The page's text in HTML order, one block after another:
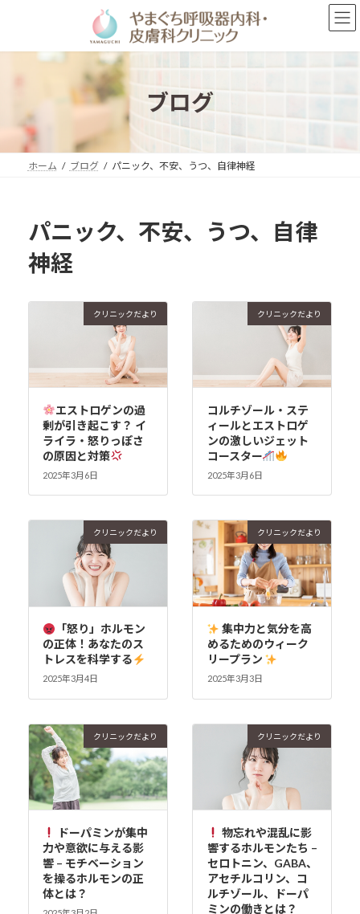
ン
プ
ー
動
ブログ
ホーム ブログ パニック、不安、うつ、自律神経
パニック、不安、うつ、自律
神経
クリニックだより
エストロゲンの過
剰が引き起こす？ イ
ライラ・怒りっぽさ
の原因と対策
2025年3月6日
クリニックだより
コルチゾール・ステ
ィールとエストロゲ
ンの激しいジェット
コースター
2025年3月6日
クリニックだより
「怒り」ホルモン
の正体！あなたのス
トレスを科学する
2025年3月4日
クリニックだより
集中力と気分を高
めるためのウィーク
リープラン
2025年3月3日
クリニックだより
ドーパミンが集中
力や意欲に与える影
響 – モチベーション
を操るホルモンの正
体とは？
クリニックだより
物忘れや混乱に影
響するホルモンたち –
セロトニン、GABA、
アセチルコリン、コ
ルチゾール、ドーパ
ミンの働きとは？